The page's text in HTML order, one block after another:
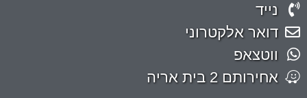
נייד
דואר אלקטרוני
ווטצאפ
אחירותם 2 בית אריה